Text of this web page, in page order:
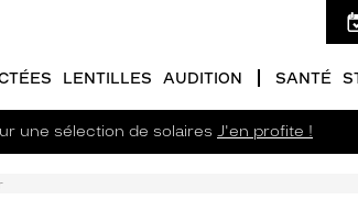
LENTILLES AUDITION SANTÉ
une sélection de solaires J'en profite !